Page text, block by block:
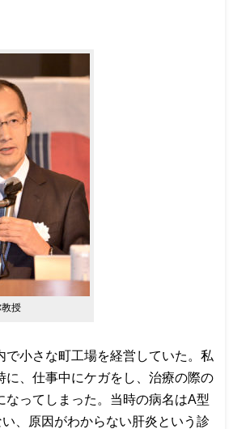
授
小さな町工場を経営していた。私
に、仕事中にケガをし、治療の際の
なってしまった。当時の病名はA型
、原因がわからない肝炎という診